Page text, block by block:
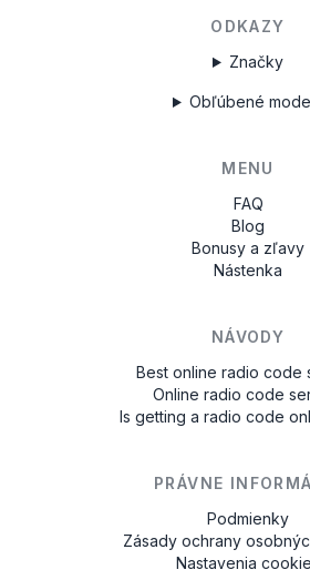
ODKAZY
Značky
Obľúbené
MENU
FAQ
Blog
Bonusy a zľavy
Nástenka
NÁVODY
Best online radio code
Online radio code
Is getting a radio code
PRÁVNE
Podmienky
Zásady ochrany
Nastavenia